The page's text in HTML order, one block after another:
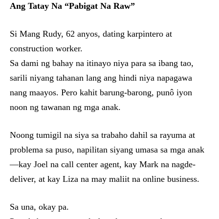
Ang Tatay Na “Pabigat Na Raw”
Si Mang Rudy, 62 anyos, dating karpintero at
construction worker.
Sa dami ng bahay na itinayo niya para sa ibang tao,
sarili niyang tahanan lang ang hindi niya napagawa
nang maayos. Pero kahit barung-barong, punô iyon
noon ng tawanan ng mga anak.
Noong tumigil na siya sa trabaho dahil sa rayuma at
problema sa puso, napilitan siyang umasa sa mga anak
—kay Joel na call center agent, kay Mark na nagde-
deliver, at kay Liza na may maliit na online business.
Sa una, okay pa.